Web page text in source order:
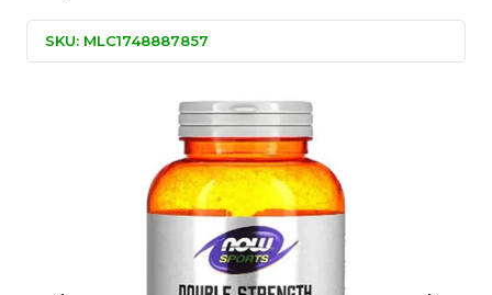
SKU: MLC1748887857